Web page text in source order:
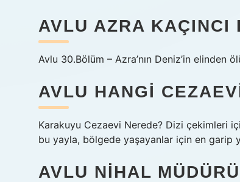
AVLU AZRA KAÇINCI
Avlu 30.Bölüm – Azra’nın Deniz’in elinden
AVLU HANGI
Karakuyu Cezaevi Nerede? Dizi çekimleri
bu yayla, bölgede yaşayanlar için en garip
AVLU NIHAL